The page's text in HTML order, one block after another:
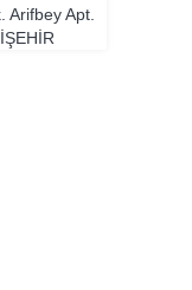
Arifbey Apt.